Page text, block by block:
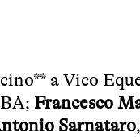
a Vico
Francesco
Sarnataro